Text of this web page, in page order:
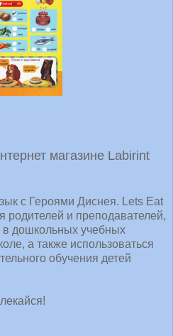
магазине Labirint
с Героями Диснея. Lets Eat
родителей и преподавателей,
в дошкольных учебных
а также использоваться
обучения детей